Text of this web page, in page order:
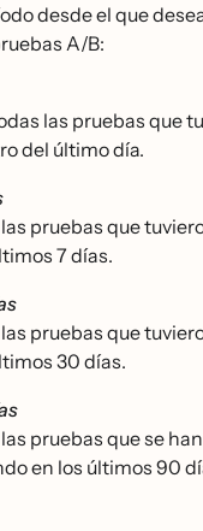
desde el que
A/B:
las pruebas que
del último día.
pruebas que
7 días.
pruebas que
30 días.
pruebas que se
en los últimos 90